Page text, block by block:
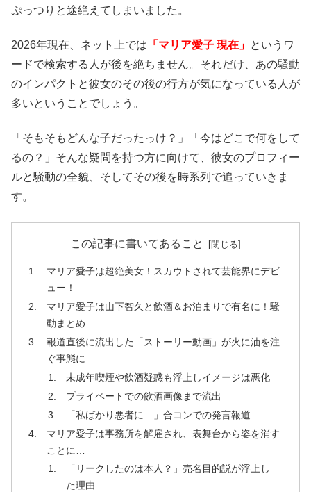
ぷっつりと途絶えてしまいました。
2026年現在、ネット上では 「マリア愛子 現在」 というワ
ードで検索する人が後を絶ちません。それだけ、あの騒動
のインパクトと彼女のその後の行方が気になっている人が
多いということでしょう。
「そもそもどんな子だったっけ？」「今はどこで何をして
るの？」そんな疑問を持つ方に向けて、彼女のプロフィー
ルと騒動の全貌、そしてその後を時系列で追っていきま
す。
この記事に書いてあること
マリア愛子は超絶美女！スカウトされて芸能界にデビ
ュー！
マリア愛子は山下智久と飲酒＆お泊まりで有名に！騒
動まとめ
報道直後に流出した「ストーリー動画」が火に油を注
ぐ事態に
未成年喫煙や飲酒疑惑も浮上しイメージは悪化
プライベートでの飲酒画像まで流出
「私ばかり悪者に…」合コンでの発言報道
マリア愛子は事務所を解雇され、表舞台から姿を消す
ことに…
「リークしたのは本人？」売名目的説が浮上し
た理由